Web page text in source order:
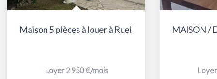
Maison 5 pièces à louer à Rueil-Malmaison, secteur
Loyer 2 950 €/mois
MAISON /